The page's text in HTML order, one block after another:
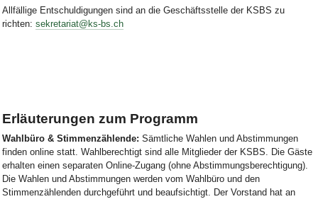
Allfällige Entschuldigungen sind an die Geschäftsstelle der KSBS zu
richten: sekretariat@ks-bs.ch
Erläuterungen zum Programm
Wahlbüro & Stimmenzählende: Sämtliche Wahlen und Abstimmungen
finden online statt. Wahlberechtigt sind alle Mitglieder der KSBS. Die Gäste
erhalten einen separaten Online-Zugang (ohne Abstimmungsberechtigung).
Die Wahlen und Abstimmungen werden vom Wahlbüro und den
Stimmenzählenden durchgeführt und beaufsichtigt. Der Vorstand hat an